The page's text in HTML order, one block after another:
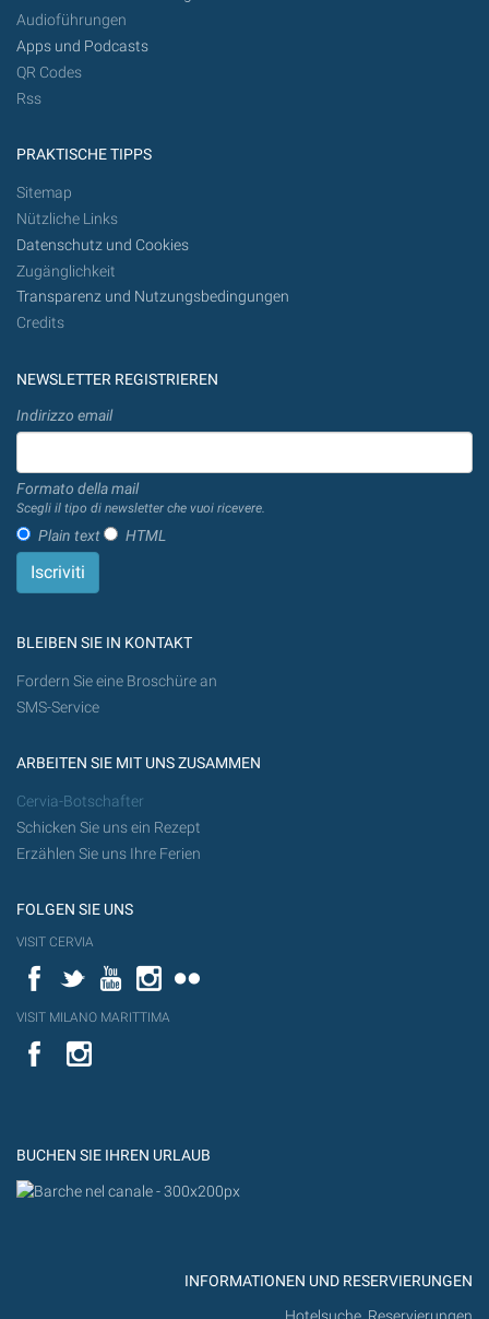
Audioführungen
Apps und Podcasts
QR Codes
Rss
PRAKTISCHE TIPPS
Sitemap
Nützliche Links
Datenschutz und Cookies
Zugänglichkeit
Transparenz und Nutzungsbedingungen
Credits
NEWSLETTER REGISTRIEREN
Indirizzo email
Formato della mail
Scegli il tipo di newsletter che vuoi ricevere.
Plain text HTML
BLEIBEN SIE IN KONTAKT
Fordern Sie eine Broschüre an
SMS-Service
ARBEITEN SIE MIT UNS ZUSAMMEN
Cervia-Botschafter
Schicken Sie uns ein Rezept
Erzählen Sie uns Ihre Ferien
FOLGEN SIE UNS
VISIT CERVIA
FacebookTwitterYouTubeInstagram
VISIT MILANO MARITTIMA
YouTube
BUCHEN SIE IHREN URLAUB
INFORMATIONEN UND RESERVIERUNGEN